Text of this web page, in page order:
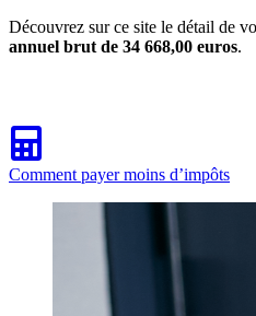
Découvrez sur ce site le détail de
annuel brut de 34 668,00 euros.
Comment payer moins d’impôts